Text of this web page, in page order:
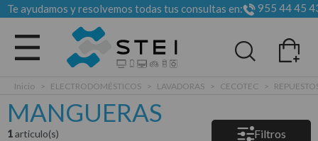
Te ayudamos y resolvemos todas tus consultas en: 955 44 45
Todas las categorias
Inicio > ELECTRODOMÉSTICOS > LAVADORAS > CECOTEC >
MANGUERAS
1articulo(s) Filtros